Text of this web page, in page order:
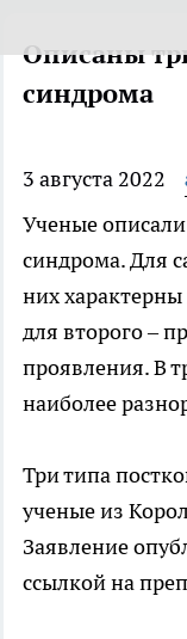
Описаны
синдрома
3 августа 2022
Ученые
синдрома. Для
них
для второго –
проявления. В
наиболее
Три типа
ученые из
Заявление
ссылкой на